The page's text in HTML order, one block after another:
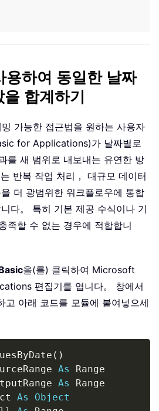
하여 동일한 날짜
합계하기
가능한 접근법을 원하는 사용자
for Applications)가 날짜별로
를 새 범위로 내보내는 유연한 방
반복 작업 처리， 대규모 데이터
더 광범위한 워크플로우에 통합
다。 특히 기본 제공 수식이나 기
족할 수 없는 경우에 적합합니
을(를) 클릭하여 Microsoft
편집기를 엽니다。 창에서
고 아래 코드를 모듈에 붙여넣으세
( )
As Range
As Range
As
Object